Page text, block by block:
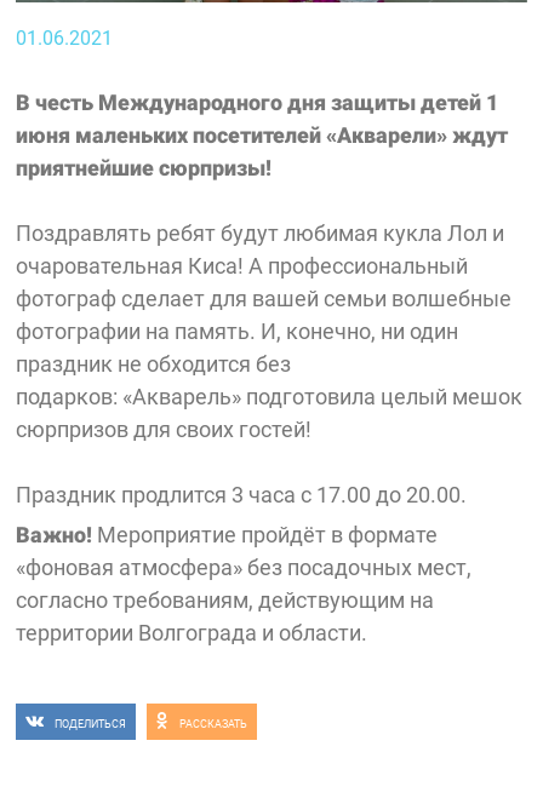
01.06.2021
В честь Международного дня защиты детей 1
июня маленьких посетителей «Акварели» ждут
приятнейшие сюрпризы!
Поздравлять ребят будут любимая кукла Лол и
очаровательная Киса! А профессиональный
фотограф сделает для вашей семьи волшебные
фотографии на память. И, конечно, ни один
праздник не обходится без
подарков: «Акварель» подготовила целый мешок
сюрпризов для своих гостей!
Праздник продлится 3 часа с 17.00 до 20.00.
Важно! Мероприятие пройдёт в формате
«фоновая атмосфера» без посадочных мест,
согласно требованиям, действующим на
территории Волгограда и области.
ПОДЕЛИТЬСЯ РАССКАЗАТЬ